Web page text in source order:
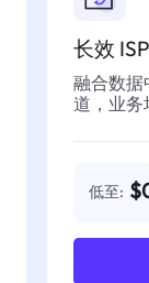
长效
融合数据
道，业务
低至: